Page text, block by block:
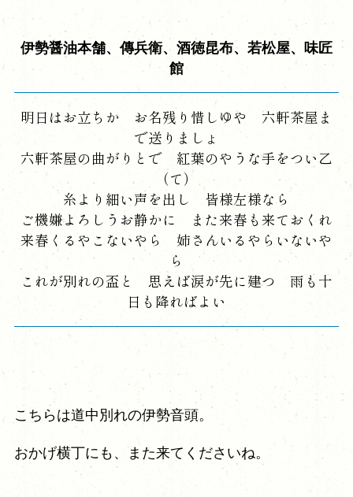
伊勢醤油本舗、傳兵衛、酒徳昆布、若松屋、味匠
館
明日はお立ちか お名残り惜しゆや 六軒茶屋ま
で送りましょ
六軒茶屋の曲がりとで 紅葉のやうな手をつい乙
（て）
糸より細い声を出し 皆様左様なら
ご機嫌よろしうお静かに また来春も来ておくれ
来春くるやこないやら 姉さんいるやらいないや
ら
これが別れの盃と 思えば涙が先に建つ 雨も十
日も降ればよい
こちらは道中別れの伊勢音頭。
おかげ横丁にも、また来てくださいね。